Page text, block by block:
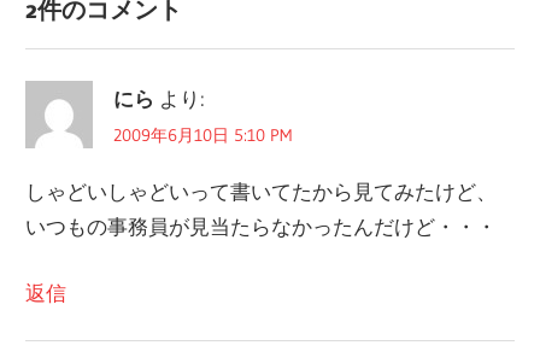
ゲ
ー
シ
ョ
ン
事:
2件のコメント
にら より:
2009年6月10日 5:10 PM
しゃどいしゃどいって書いてたから見てみたけど、
いつもの事務員が見当たらなかったんだけど・・・
返信